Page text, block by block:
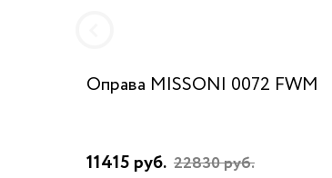
Оправа MISSONI 0072 FWM
11415 руб. 22830 руб.